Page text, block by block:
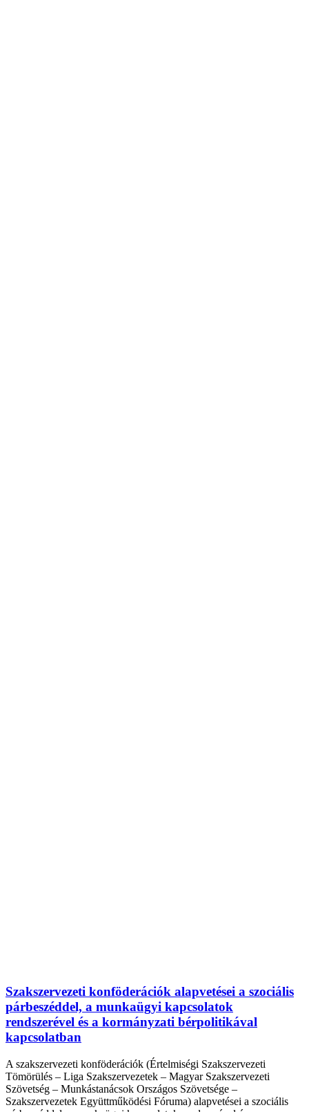
Szakszervezeti konföderációk alapvetései a szociális
párbeszéddel, a munkaügyi kapcsolatok
rendszerével és a kormányzati bérpolitikával
kapcsolatban
A szakszervezeti konföderációk (Értelmiségi Szakszervezeti
Tömörülés – Liga Szakszervezetek – Magyar Szakszervezeti
Szövetség – Munkástanácsok Országos Szövetsége –
Szakszervezetek Együttműködési Fóruma) alapvetései a szociális